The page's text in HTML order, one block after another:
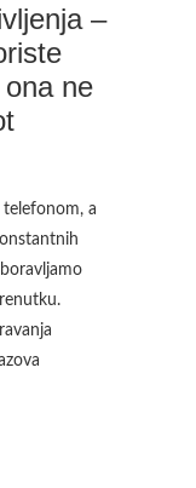
–
ne
telefonom, a